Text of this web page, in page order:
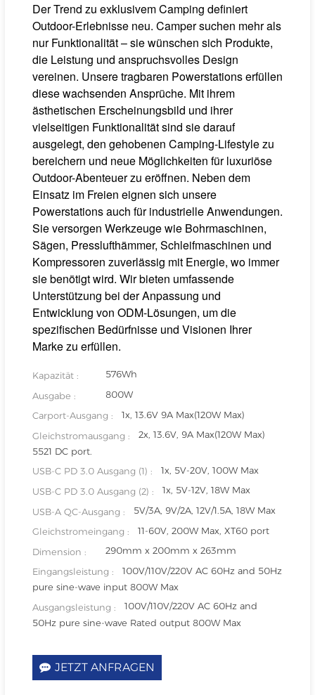
Der Trend zu exklusivem Camping definiert
Outdoor-Erlebnisse neu. Camper suchen mehr als
nur Funktionalität – sie wünschen sich Produkte,
die Leistung und anspruchsvolles Design
vereinen. Unsere tragbaren Powerstations erfüllen
diese wachsenden Ansprüche. Mit ihrem
ästhetischen Erscheinungsbild und ihrer
vielseitigen Funktionalität sind sie darauf
ausgelegt, den gehobenen Camping-Lifestyle zu
bereichern und neue Möglichkeiten für luxuriöse
Outdoor-Abenteuer zu eröffnen. Neben dem
Einsatz im Freien eignen sich unsere
Powerstations auch für industrielle Anwendungen.
Sie versorgen Werkzeuge wie Bohrmaschinen,
Sägen, Presslufthämmer, Schleifmaschinen und
Kompressoren zuverlässig mit Energie, wo immer
sie benötigt wird. Wir bieten umfassende
Unterstützung bei der Anpassung und
Entwicklung von ODM-Lösungen, um die
spezifischen Bedürfnisse und Visionen Ihrer
Marke zu erfüllen.
Kapazität :
576Wh
Ausgabe :
800W
Carport-Ausgang :
1x, 13.6V 9A Max(120W Max)
Gleichstromausgang :
2x, 13.6V, 9A Max(120W Max)
5521 DC port.
USB-C PD 3.0 Ausgang (1) :
1x, 5V-20V, 100W Max
USB-C PD 3.0 Ausgang (2) :
1x, 5V-12V, 18W Max
USB-A QC-Ausgang :
5V/3A, 9V/2A, 12V/1.5A, 18W Max
Gleichstromeingang :
11-60V, 200W Max, XT60 port
Dimension :
290mm x 200mm x 263mm
Eingangsleistung :
100V/110V/220V AC 60Hz and 50Hz
pure sine-wave input 800W Max
Ausgangsleistung :
100V/110V/220V AC 60Hz and
50Hz pure sine-wave Rated output 800W Max
JETZT ANFRAGEN